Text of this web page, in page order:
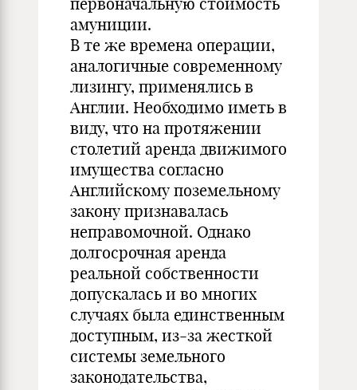
амуниции.
В те же времена операции,
аналогичные современному
лизингу, применялись в
Англии. Необходимо иметь в
виду, что на протяжении
столетий аренда движимого
имущества согласно
Английскому поземельному
закону признавалась
неправомочной. Однако
долгосрочная аренда
реальной собственности
допускалась и во многих
случаях была единственным
доступным, из-за жесткой
системы земельного
законодательства,